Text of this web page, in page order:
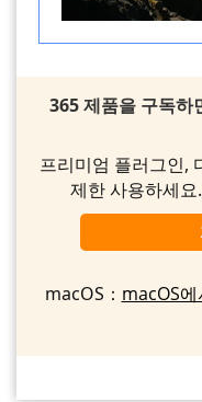
365 제품을 구독하
프리미엄 플러그인,
제한 사용하세
macOS： macOS